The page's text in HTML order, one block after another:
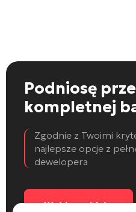
Podniosę
kompletnej
Zgodnie z Twoimi
najlepsze opcje z
dewelopera
Wybierz obiekt